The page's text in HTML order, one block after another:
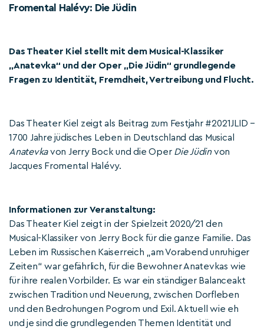
Fromental Halévy: Die Jüdin
Das Theater Kiel stellt mit dem Musical-Klassiker
„Anatevka“ und der Oper „Die Jüdin“ grundlegende
Fragen zu Identität, Fremdheit, Vertreibung und Flucht.
Das Theater Kiel zeigt als Beitrag zum Festjahr #2021JLID –
1700 Jahre jüdisches Leben in Deutschland das Musical
Anatevkavon Jerry Bock und die Oper Die Jüdinvon
Jacques Fromental Halévy.
Informationen zur Veranstaltung:
Das Theater Kiel zeigt in der Spielzeit 2020/21 den
Musical-Klassiker von Jerry Bock für die ganze Familie. Das
Leben im Russischen Kaiserreich „am Vorabend unruhiger
Zeiten“ war gefährlich, für die Bewohner Anatevkas wie
für ihre realen Vorbilder. Es war ein ständiger Balanceakt
zwischen Tradition und Neuerung, zwischen Dorfleben
und den Bedrohungen Pogrom und Exil. Aktuell wie eh
und je sind die grundlegenden Themen Identität und